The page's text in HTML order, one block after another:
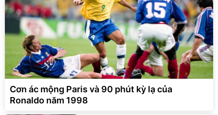
Cơn ác mộng Paris và 90 phút kỳ lạ của
Ronaldo năm 1998